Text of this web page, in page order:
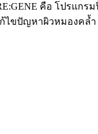
คือ โปรแก
ไขปัญหาผิวหมองค